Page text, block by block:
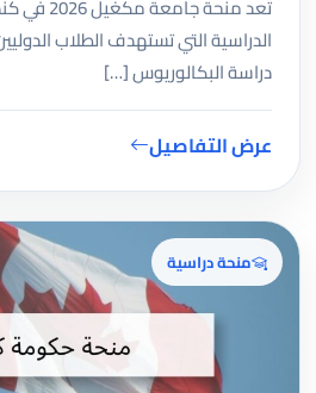
تُعد منحة
الدراسية التي تستهدف الطلاب
دراسة البكالوريوس […]
عرض التفاصيل
منحة دراسية